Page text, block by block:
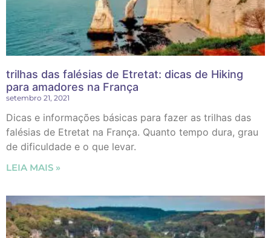
trilhas das falésias de Etretat: dicas de Hiking
para amadores na França
setembro 21, 2021
Dicas e informações básicas para fazer as trilhas das
falésias de Etretat na França. Quanto tempo dura, grau
de dificuldade e o que levar.
LEIA MAIS »